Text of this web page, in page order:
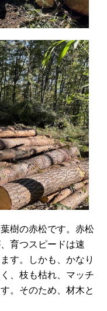
樹の赤松です。赤松
育つスピードは速
す。しかも、かなり
、枝も枯れ、マッチ
。そのため、材木と